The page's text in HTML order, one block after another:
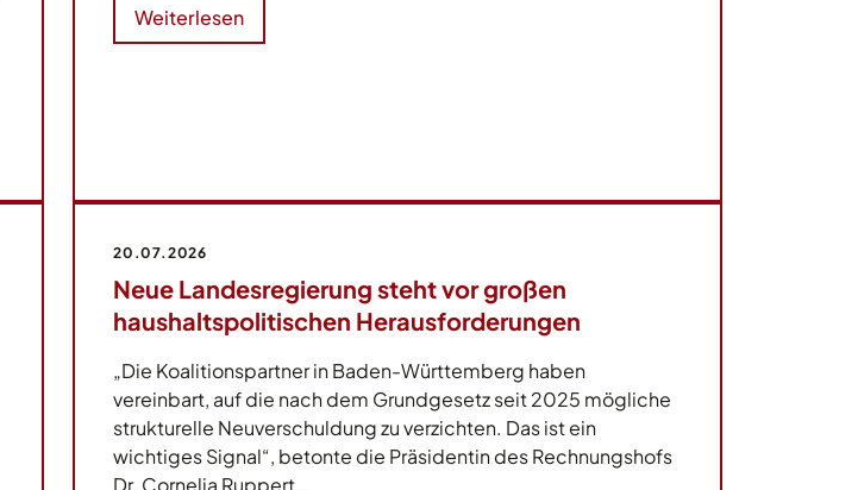
Weiterlesen
20.07.2026
Neue Landesregierung steht vor großen
haushaltspolitischen Herausforderungen
„Die Koalitionspartner in Baden-Württemberg haben
vereinbart, auf die nach dem Grundgesetz seit 2025 mögliche
strukturelle Neuverschuldung zu verzichten. Das ist ein
wichtiges Signal“, betonte die Präsidentin des Rechnungshofs
Dr. Cornelia Ruppert…